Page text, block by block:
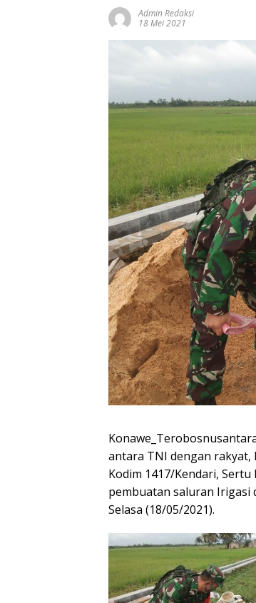
Admin Redaksi
18 Mei 2021
antara TNI dengan rakyat,
Kodim 1417/Kendari,
pembuatan saluran Irigasi
Selasa (18/05/2021).